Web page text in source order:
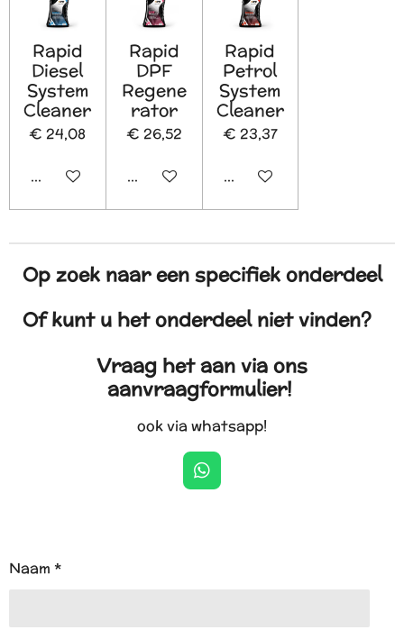
Rapid
Diesel
System
Cleaner
€ 24,08
In winkelwagen
Rapid
DPF
Regene
rator
€ 26,52
In winkelwagen
Rapid
Petrol
System
Cleaner
€ 23,37
In winkelwagen
Op zoek naar een specifiek onderdeel
Of kunt u het onderdeel niet vinden?
Vraag het aan via ons
aanvraagformulier!
ook via whatsapp!
W
h
Naam *